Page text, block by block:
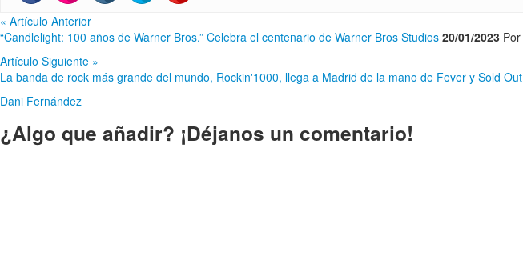
« Artículo Anterior
“Candlelight: 100 años de Warner Bros.” Celebra el centenario de Warner Bros Studios 20/01/2023 Por
Artículo Siguiente »
La banda de rock más grande del mundo, Rockin'1000, llega a Madrid de la mano de Fever y Sold Out
Dani Fernández
¿Algo que añadir? ¡Déjanos un comentario!